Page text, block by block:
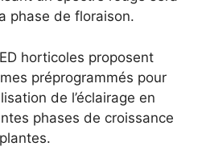
phase de floraison.
horticoles proposent
préprogrammés pour
de l’éclairage en
phases de croissance